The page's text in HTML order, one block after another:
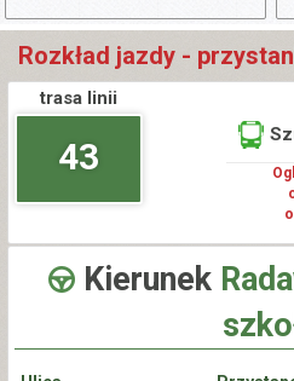
Rozkład jazdy -
trasa linii
43
Kierunek